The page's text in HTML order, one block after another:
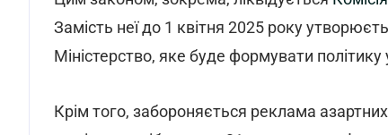
Замість неї до 1 квітня 2025 року
Міністерство, яке буде формувати політику
Крім того, забороняється реклама